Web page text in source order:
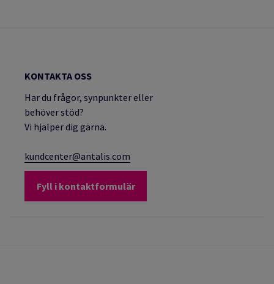
KONTAKTA OSS
Har du frågor, synpunkter eller
behöver stöd?
Vi hjälper dig gärna.
kundcenter@antalis.com
Fyll i kontaktformulär